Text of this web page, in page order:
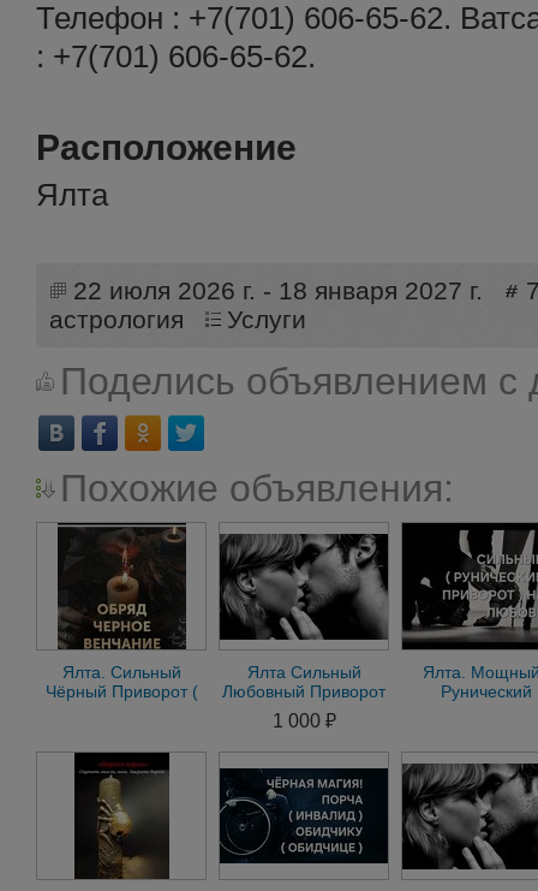
Телефон : +7(701) 606-65-62.
: +7(701) 606-65-62.
Расположение
Ялта
22 июля 2026 г. - 18 января 2027 г.
астрология
Услуги
Поделись объявлением с
Похожие объявления:
Ялта. Сильный
Чёрный Приворот (
Ялта Сильный
Любовный Приворот
на Мужчину на
Женщину Гадание
1 000 ₽
Ялта.
Рунический